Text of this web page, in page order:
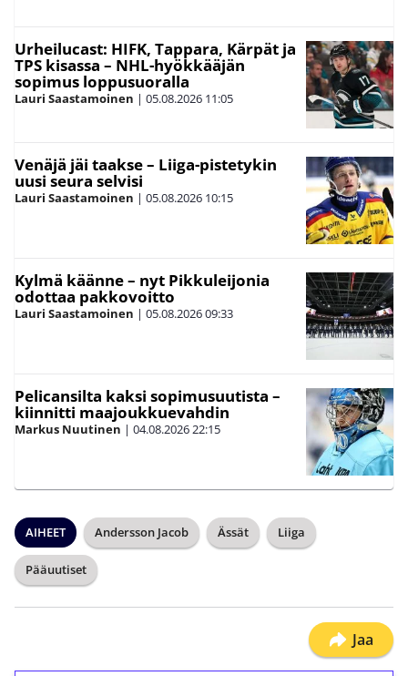
Urheilucast: HIFK, Tappara, Kärpät ja
TPS kisassa – NHL-hyökkääjän
sopimus loppusuoralla
Lauri Saastamoinen | 05.08.2026 11:05
Venäjä jäi taakse – Liiga-pistetykin
uusi seura selvisi
Lauri Saastamoinen | 05.08.2026 10:15
Kylmä käänne – nyt Pikkuleijonia
odottaa pakkovoitto
Lauri Saastamoinen | 05.08.202609:33
Pelicansilta kaksi sopimusuutista –
kiinnitti maajoukkuevahdin
Markus Nuutinen | 04.08.202622:15
AIHEET Andersson Jacob Ässät Liiga
Pääuutiset
Jaa